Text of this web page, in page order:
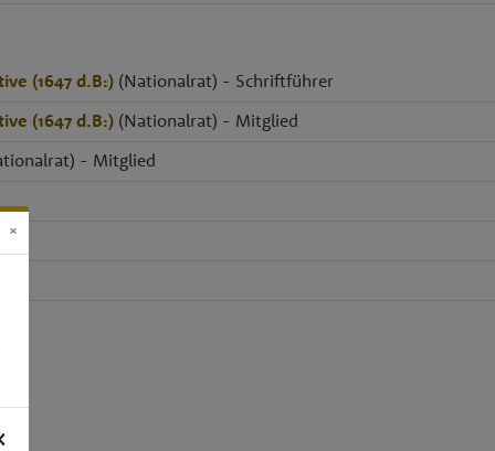
(1647 d.B:) (Nationalrat) - Schriftführer
(1647 d.B:) (Nationalrat) - Mitglied
- Mitglied
×